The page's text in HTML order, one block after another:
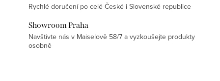
Rychlé doručení po celé České i Slovenské republice
Showroom Praha
Navštivte nás v Maiselově 58/7 a vyzkoušejte produkty
osobně